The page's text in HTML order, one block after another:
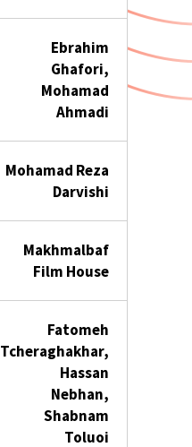
Ebrahim
Ghafori,
Mohamad
Ahmadi
Mohamad Reza
Darvishi
Makhmalbaf
Film House
Fatomeh
Tcheraghakhar,
Hassan
Nebhan,
Shabnam
Toluoi